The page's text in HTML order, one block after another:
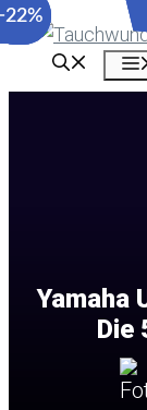
Zum
Inhalt
Yamaha
Die